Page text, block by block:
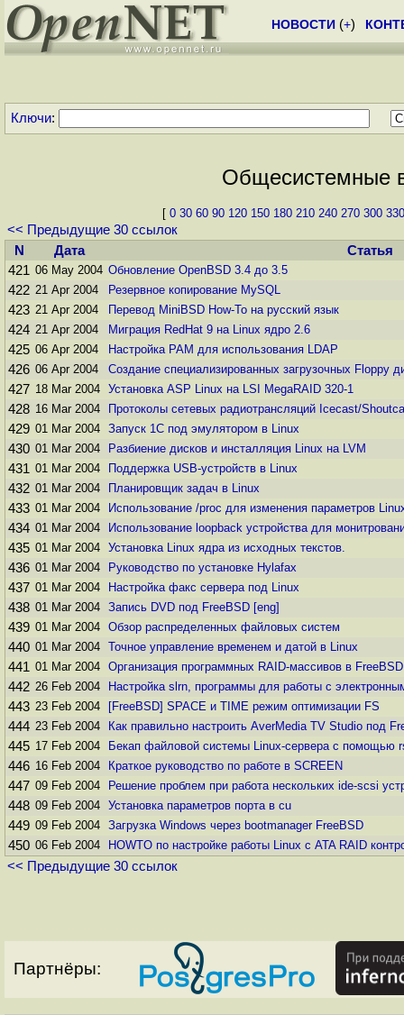
НОВОСТИ (+)
Ключи:
Общесистемные
[ 0 30 60 90 120 150 180 210 240 270 300 330
<< Предыдущие 30 ссылок
N
Дата
Статья
421 06 May 2004 Обновление OpenBSD 3.4 до 3.5
422 21 Apr 2004 Резервное копирование MySQL
423 21 Apr 2004 Перевод MiniBSD How-To на русский язык
424 21 Apr 2004 Миграция RedHat 9 на Linux ядро 2.6
425 06 Apr 2004 Настройка PAM для использования LDAP
426 06 Apr 2004 Создание специализированных загрузочных Floppy
427 18 Mar 2004 Установка ASP Linux на LSI MegaRAID 320-1
428 16 Mar 2004 Протоколы сетевых радиотрансляций Icecast/
429 01 Mar 2004 Запуск 1С под эмулятором в Linux
430 01 Mar 2004 Разбиение дисков и инсталляция Linux на LVM
431 01 Mar 2004 Поддержка USB-устройств в Linux
432 01 Mar 2004 Планировщик задач в Linux
433 01 Mar 2004 Использование /proc для изменения параметров
434 01 Mar 2004 Использование loopback устройства для
435 01 Mar 2004 Установка Linux ядра из исходных текстов.
436 01 Mar 2004 Руководство по установке Hylafax
437 01 Mar 2004 Настройка факс сервера под Linux
438 01 Mar 2004 Запись DVD под FreeBSD [eng]
439 01 Mar 2004 Обзор распределенных файловых систем
440 01 Mar 2004 Точное управление временем и датой в Linux
441 01 Mar 2004 Организация программных RAID-массивов в
442 26 Feb 2004 Настройка slrn, программы для работы с
443 23 Feb 2004 [FreeBSD] SPACE и TIME режим оптимизации FS
444 23 Feb 2004 Как правильно настроить AverMedia TV Studio под
445 17 Feb 2004 Бекап файловой системы Linux-сервера с помощью
446 16 Feb 2004 Краткое руководство по работе в SCREEN
447 09 Feb 2004 Решение проблем при работа нескольких ide-scsi
448 09 Feb 2004 Установка параметров порта в cu
449 09 Feb 2004 Загрузка Windows через bootmanager FreeBSD
450 06 Feb 2004 HOWTO по настройке работы Linux с ATA RAID
<< Предыдущие 30 ссылок
Партнёры: